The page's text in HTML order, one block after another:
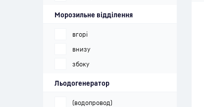
Морозильне відділення
вгорі
внизу
збоку
Льодогенератор
(водопровод)